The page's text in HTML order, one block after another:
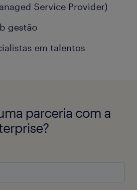
Service Provider)
gestão
em talentos
parceria com a